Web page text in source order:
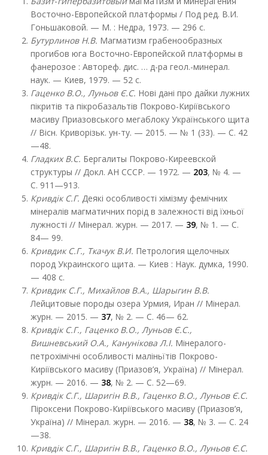
Восточно-Европейской платформы / Под ред. В.И.
Гоньшаковой. — М. : Недра, 1973. — 296 с.
Бутурлинов Н.В. Магматизм грабенообразных
прогибов юга Восточно-Европейской платформы в
фанерозое : Автореф. дис. … д-ра геол.-минерал.
наук. — Киев, 1979. — 52 с.
Гаценко В.О., Луньов Є.С. Нові дані про дайки лужних
пікритів та пікробазальтів Покрово-Киріївського
масиву Приазовського мегаблоку Українського щита
// Вісн. Криворізьк. ун-ту. — 2015. — № 1 (33). — С. 42
—48.
Гладких В.С. Бергалиты Покрово-Киреевской
структуры // Докл. АН СССР. — 1972. — 203, № 4. —
С. 911—913.
Кривдік С.Г. Деякі особливості хімізму фемічних
мінералів магматичних порід в залежності від їхньої
лужності // Мінерал. журн. — 2017. — 39, № 1. — С.
84— 99.
Кривдик С.Г., Ткачук В.И. Петрология щелочных
пород Украинского щита. — Киев : Наук. думка, 1990.
— 408 с.
Кривдик С.Г., Михайлов В.А., Шарыгин В.В.
Лейцитовые породы озера Урмия, Иран // Мінерал.
журн. — 2015. — 37, № 2. — С. 46— 62.
Кривдік С.Г., Гаценко В.О., Луньов Є.С.,
Вишневський О.А., Канунікова Л.І. Мінералого-
петрохімічні особливості маліньїтів Покрово-
Киріївського масиву (Приазов’я, Україна) // Мінерал.
журн. — 2016. — 38, № 2. — С. 52—69.
Кривдік С.Г., Шаригін В.В., Гаценко В.О., Луньов Є.С.
Піроксени Покрово-Киріївського масиву (Приазов’я,
Україна) // Мінерал. журн. — 2016. — 38, № 3. — С. 24
—38.
Кривдік С.Г., Шаригін В.В., Гаценко В.О., Луньов Є.С.